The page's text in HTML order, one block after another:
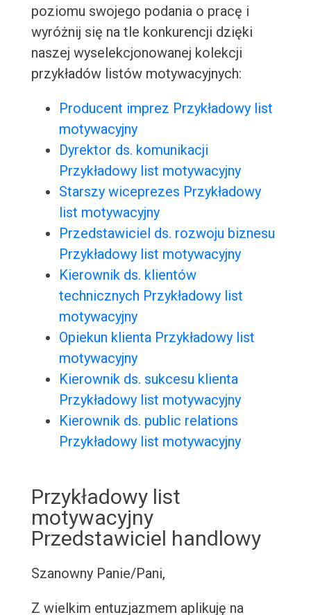
poziomu swojego podania o pracę i
wyróżnij się na tle konkurencji dzięki
naszej wyselekcjonowanej kolekcji
przykładów listów motywacyjnych:
Producent imprez Przykładowy list
motywacyjny
Dyrektor ds. komunikacji
Przykładowy list motywacyjny
Starszy wiceprezes Przykładowy
list motywacyjny
Przedstawiciel ds. rozwoju biznesu
Przykładowy list motywacyjny
Kierownik ds. klientów
technicznych Przykładowy list
motywacyjny
Opiekun klienta Przykładowy list
motywacyjny
Kierownik ds. sukcesu klienta
Przykładowy list motywacyjny
Kierownik ds. public relations
Przykładowy list motywacyjny
Przykładowy list
motywacyjny
Przedstawiciel handlowy
Szanowny Panie/Pani,
Z wielkim entuzjazmem aplikuję na